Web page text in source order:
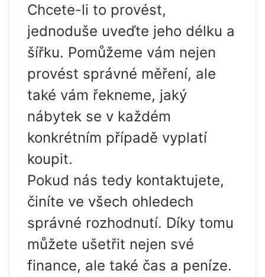
Chcete-li to provést,
jednoduše uveďte jeho délku a
šířku. Pomůžeme vám nejen
provést správné měření, ale
také vám řekneme, jaký
nábytek se v každém
konkrétním případě vyplatí
koupit.
Pokud nás tedy kontaktujete,
činíte ve všech ohledech
správné rozhodnutí. Díky tomu
můžete ušetřit nejen své
finance, ale také čas a peníze.